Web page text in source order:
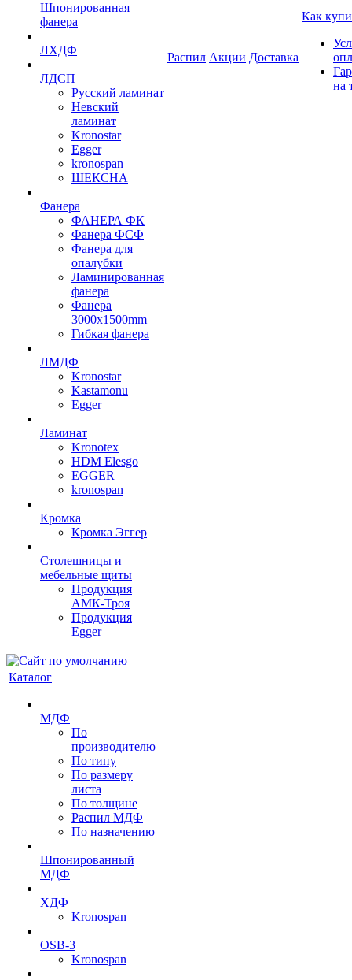
Шпонированная
фанера
ЛХДФ
ЛДСП
Русский ламинат
Невский
ламинат
Kronostar
Egger
kronospan
ШЕКСНА
Фанера
ФАНЕРА ФК
Фанера ФСФ
Фанера для
опалубки
Ламинированная
фанера
Фанера
3000х1500mm
Гибкая фанера
ЛМДФ
Kronostar
Kastamonu
Egger
Ламинат
Kronotex
HDM Elesgo
EGGER
kronospan
Кромка
Кромка Эггер
Столешницы и
мебельные щиты
Продукция
АМК-Троя
Продукция
Egger
Распил Акции Доставка
Как
на
Каталог
МДФ
По
производителю
По типу
По размеру
листа
По толщине
Распил МДФ
По назначению
Шпонированный
МДФ
ХДФ
Kronospan
OSB-3
Kronospan